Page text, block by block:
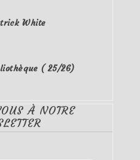
White
( 25/26)
À NOTRE